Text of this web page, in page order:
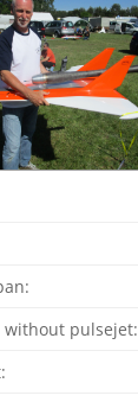
without pulsejet: